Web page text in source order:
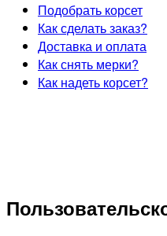
Подобрать корсет
Как сделать заказ?
Доставка и оплата
Как снять мерки?
Как надеть корсет?